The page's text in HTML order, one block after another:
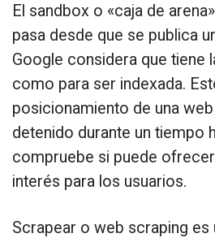
El sandbox o «caja de
pasa desde que se publica
Google considera que tiene
como para ser indexada.
posicionamiento de una
detenido durante un tiempo
compruebe si puede
interés para los usuarios.
Scrapear o web scraping es